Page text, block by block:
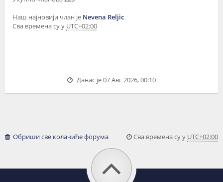
Наш најновији члан је Nevena Reljic
Сва времена су у UTC+02:00
Данас је 07 Авг 2026, 00:10
Обриши све колачиће форума Сва времена су у UTC+02:00